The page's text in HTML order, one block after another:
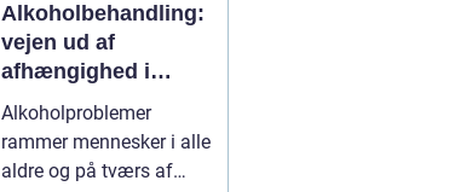
Alkoholbehandling:
vejen ud af
afhængighed i
trygge rammer
Alkoholproblemer
rammer mennesker i alle
aldre og på tværs af